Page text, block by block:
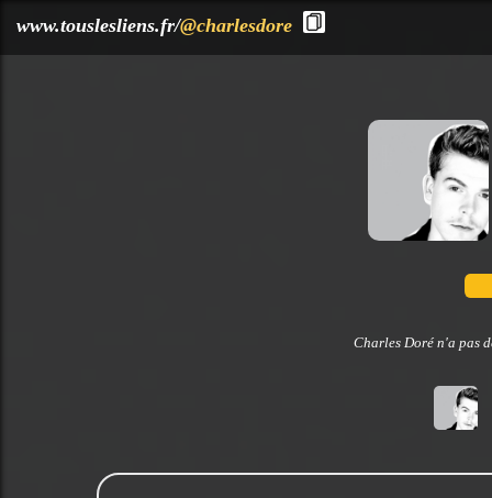
www.touslesliens.fr/@charlesdore
Charles Doré n'a pas